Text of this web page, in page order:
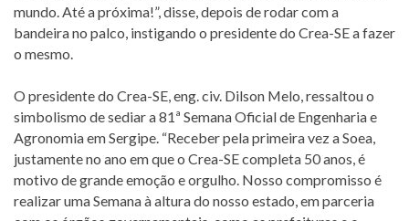
mundo. Até a próxima!”, disse, depois de rodar com a
bandeira no palco, instigando o presidente do Crea-SE a fazer
o mesmo.
O presidente do Crea-SE, eng. civ. Dilson Melo, ressaltou o
simbolismo de sediar a 81ª Semana Oficial de Engenharia e
Agronomia em Sergipe. “Receber pela primeira vez a Soea,
justamente no ano em que o Crea-SE completa 50 anos, é
motivo de grande emoção e orgulho. Nosso compromisso é
realizar uma Semana à altura do nosso estado, em parceria